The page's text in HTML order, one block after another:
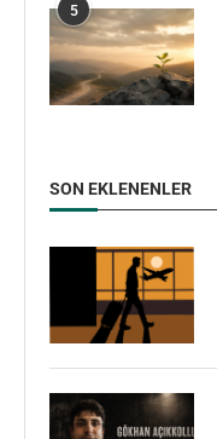
5
SON EKLENENLER